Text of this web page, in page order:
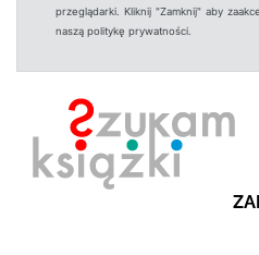
przeglądarki. Kliknij "Zamknij" aby
naszą politykę prywatności.